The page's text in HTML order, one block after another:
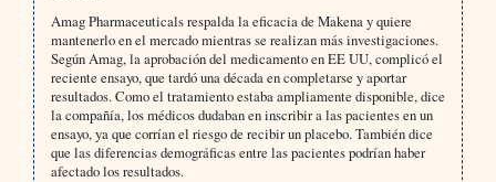
Amag Pharmaceuticals respalda la eficacia de Makena y quiere
mantenerlo en el mercado mientras se realizan más investigaciones.
Según Amag, la aprobación del medicamento en EE UU, complicó el
reciente ensayo, que tardó una década en completarse y aportar
resultados. Como el tratamiento estaba ampliamente disponible, dice
la compañía, los médicos dudaban en inscribir a las pacientes en un
ensayo, ya que corrían el riesgo de recibir un placebo. También dice
que las diferencias demográficas entre las pacientes podrían haber
afectado los resultados.